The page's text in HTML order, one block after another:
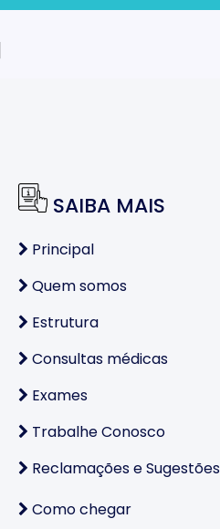
SAIBA MAIS
Principal
Quem somos
Estrutura
Consultas médicas
Exames
Trabalhe Conosco
Reclamações e Sugestões
Como chegar